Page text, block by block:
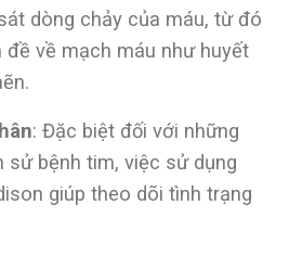
dòng chảy của máu, từ đó
đề về mạch máu như huyết
: Đặc biệt đối với những
sử bệnh tim, việc sử dụng
giúp theo dõi tình trạng